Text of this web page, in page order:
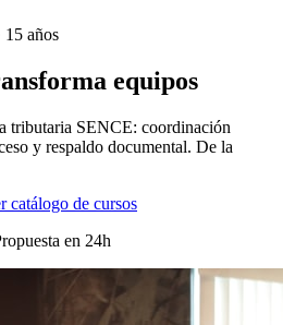
años
equipos
tributaria SENCE: coordinación
y respaldo documental. De la
catálogo de cursos
en 24h